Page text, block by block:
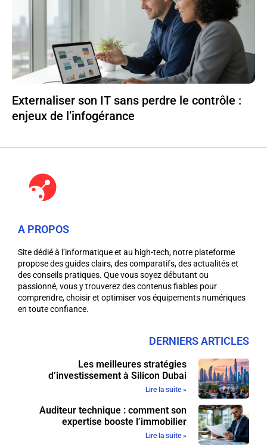
Externaliser son IT sans perdre le contrôle :
enjeux de l’infogérance
A PROPOS
Site dédié à l’informatique et au high-tech, notre plateforme
propose des guides clairs, des comparatifs, des actualités et
des conseils pratiques. Que vous soyez débutant ou
passionné, vous y trouverez des contenus fiables pour
comprendre, choisir et optimiser vos équipements numériques
en toute confiance.
DERNIERS ARTICLES
Les meilleures stratégies
d’investissement à Silicon Dubai
Lire la suite »
Auditeur technique : comment son
expertise booste l’immobilier
Lire la suite »